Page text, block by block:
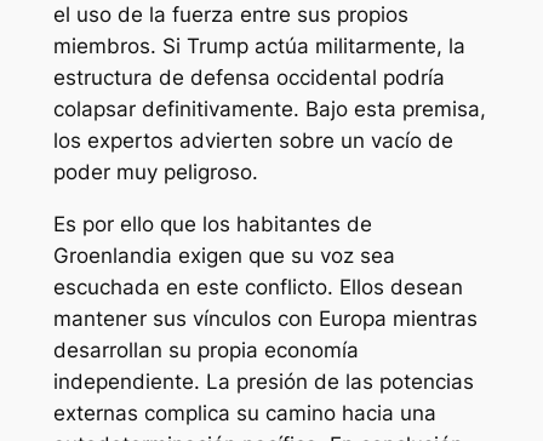
el uso de la fuerza entre sus propios
miembros. Si Trump actúa militarmente, la
estructura de defensa occidental podría
colapsar definitivamente. Bajo esta premisa,
los expertos advierten sobre un vacío de
poder muy peligroso.
Es por ello que los habitantes de
Groenlandia exigen que su voz sea
escuchada en este conflicto. Ellos desean
mantener sus vínculos con Europa mientras
desarrollan su propia economía
independiente. La presión de las potencias
externas complica su camino hacia una